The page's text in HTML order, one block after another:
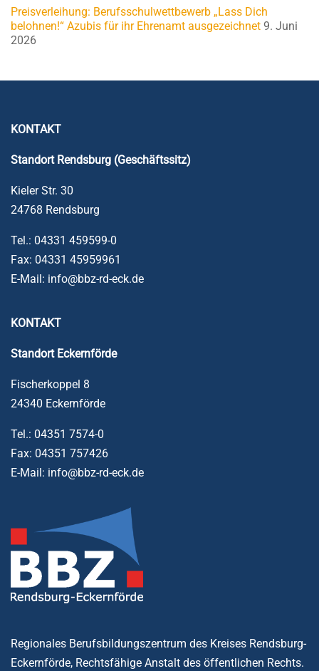
Preisverleihung: Berufsschulwettbewerb „Lass Dich
belohnen!“ Azubis für ihr Ehrenamt ausgezeichnet 9. Juni
2026
KONTAKT
Standort Rendsburg (Geschäftssitz)
Kieler Str. 30
24768 Rendsburg
Tel.: 04331 459599-0
Fax: 04331 45959961
E-Mail: info@bbz-rd-eck.de
KONTAKT
StandortEckernförde
Fischerkoppel 8
24340 Eckernförde
Tel.: 04351 7574-0
Fax: 04351 757426
E-Mail: info@bbz-rd-eck.de
Regionales Berufsbildungszentrum des Kreises Rendsburg-
Eckernförde, Rechtsfähige Anstalt des öffentlichen Rechts.